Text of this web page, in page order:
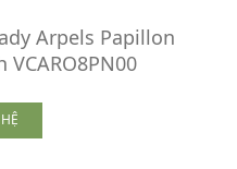
Arpels Papillon